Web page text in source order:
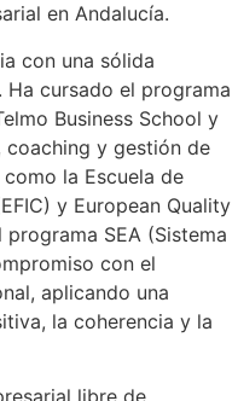
en Andalucía.
con una sólida
cursado el programa
Business School y
coaching y gestión de
la Escuela de
y European Quality
SEA (Sistema
con el
aplicando una
la coherencia y la